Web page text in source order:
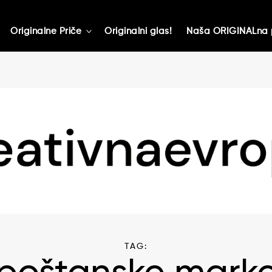
Originalne Priče toggle
Originalni glas! Naša
TAG: